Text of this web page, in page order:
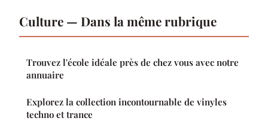
Culture — Dans la même rubrique
Trouvez l'école idéale près de chez vous avec notre
annuaire
Explorez la collection incontournable de vinyles
techno et trance